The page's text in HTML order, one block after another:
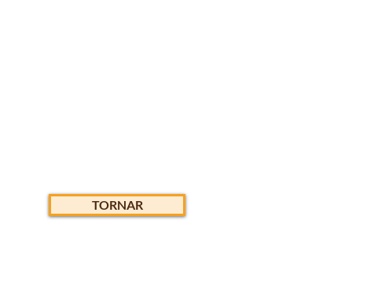
TORNAR